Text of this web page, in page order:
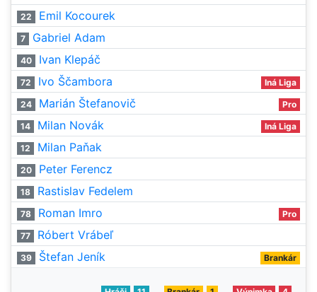
22 Emil Kocourek
7 Gabriel Adam
40 Ivan Klepáč
72 Ivo Ščambora Iná Liga
24 Marián Štefanovič Pro
14 Milan Novák Iná Liga
12 Milan Paňak
20 Peter Ferencz
18 Rastislav Fedelem
78 Roman Imro Pro
77 Róbert Vrábeľ
39 Štefan Jeník Brankár